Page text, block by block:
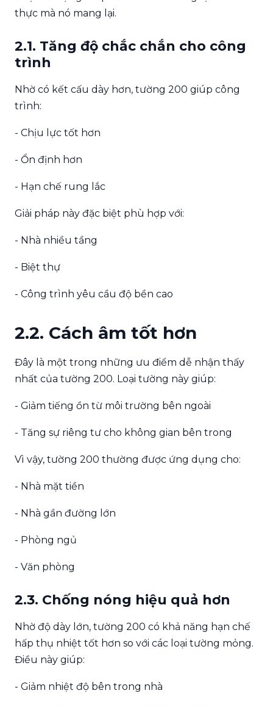
thực mà nó mang lại.
2.1. Tăng độ chắc chắn cho công
trình
Nhờ có kết cấu dày hơn, tường 200 giúp công
trình:
- Chịu lực tốt hơn
- Ổn định hơn
- Hạn chế rung lắc
Giải pháp này đặc biệt phù hợp với:
- Nhà nhiều tầng
- Biệt thự
- Công trình yêu cầu độ bền cao
2.2. Cách âm tốt hơn
Đây là một trong những ưu điểm dễ nhận thấy
nhất của tường 200. Loại tường này giúp:
- Giảm tiếng ồn từ môi trường bên ngoài
- Tăng sự riêng tư cho không gian bên trong
Vì vậy, tường 200 thường được ứng dụng cho:
- Nhà mặt tiền
- Nhà gần đường lớn
- Phòng ngủ
- Văn phòng
2.3. Chống nóng hiệu quả hơn
Nhờ độ dày lớn, tường 200 có khả năng hạn chế
hấp thụ nhiệt tốt hơn so với các loại tường mỏng.
Điều này giúp:
- Giảm nhiệt độ bên trong nhà